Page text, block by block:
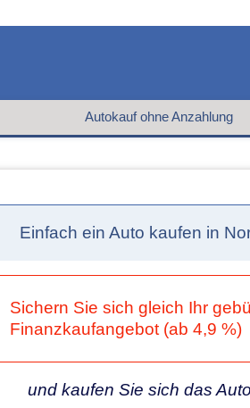
Autokauf ohne Anzahlung
Einfach ein Auto kaufen in
Sichern Sie sich gleich Ihr
Finanzkaufangebot (ab 4,9
und kaufen Sie sich das